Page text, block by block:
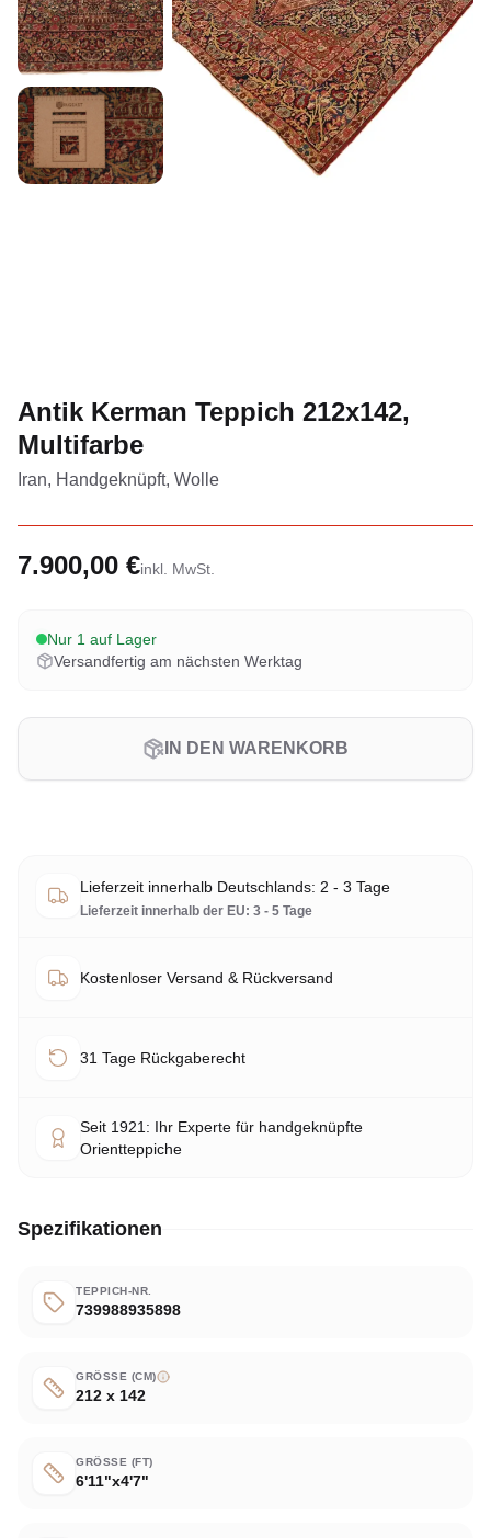
Antik Kerman Teppich 212x142,
Multifarbe
Iran, Handgeknüpft, Wolle
7.900,00 €inkl. MwSt.
Nur 1 auf Lager
Versandfertig am nächsten Werktag
IN DEN WARENKORB
Lieferzeit innerhalb Deutschlands: 2 - 3 Tage
Lieferzeit innerhalb der EU: 3 - 5 Tage
Kostenloser Versand & Rückversand
31 Tage Rückgaberecht
Seit 1921: Ihr Experte für handgeknüpfte
Orientteppiche
Spezifikationen
TEPPICH-NR.
739988935898
GRÖSSE (CM)
212 x 142
GRÖSSE (FT)
6'11"x4'7"